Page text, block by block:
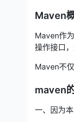
Maven
Maven作
操作接口
Maven不
maven
一、因为